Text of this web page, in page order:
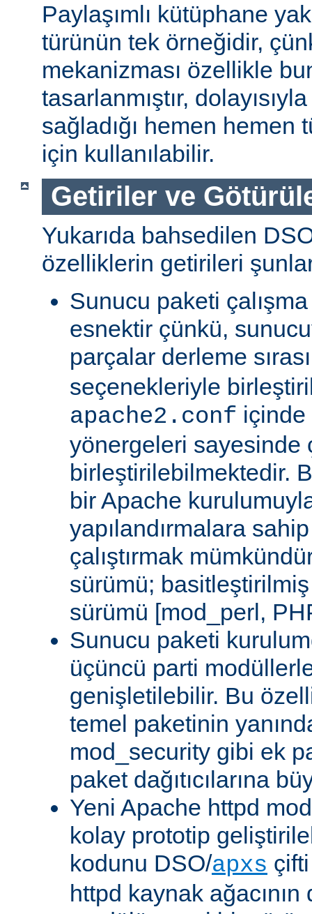
Paylaşımlı kütüphane
türünün tek örneğidir,
mekanizması özellikle
tasarlanmıştır,
sağladığı hemen hemen
için kullanılabilir.
Getiriler ve
Yukarıda bahsedilen
özelliklerin getirileri
Sunucu paketi
esnektir çünkü,
parçalar derleme
seçenekleriyle
apache2.conf içinde
yönergeleri sayesinde
birleştirilebilmektedir.
bir Apache
yapılandırmalara
çalıştırmak
sürümü;
sürümü [mod_perl,
Sunucu paketi
üçüncü parti
genişletilebilir. Bu
temel paketinin
mod_security gibi ek
paket dağıtıcılarına
Yeni Apache httpd
kolay prototip
kodunu DSO/apxs
httpd kaynak ağacının